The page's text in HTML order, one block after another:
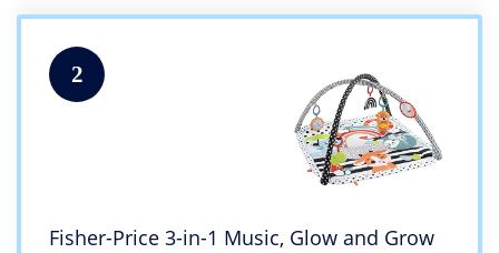
2
Fisher-Price 3-in-1 Music, Glow and Grow